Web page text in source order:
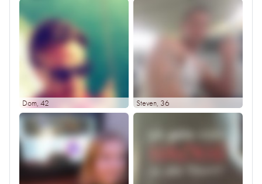
Dom, 42 Steven, 36